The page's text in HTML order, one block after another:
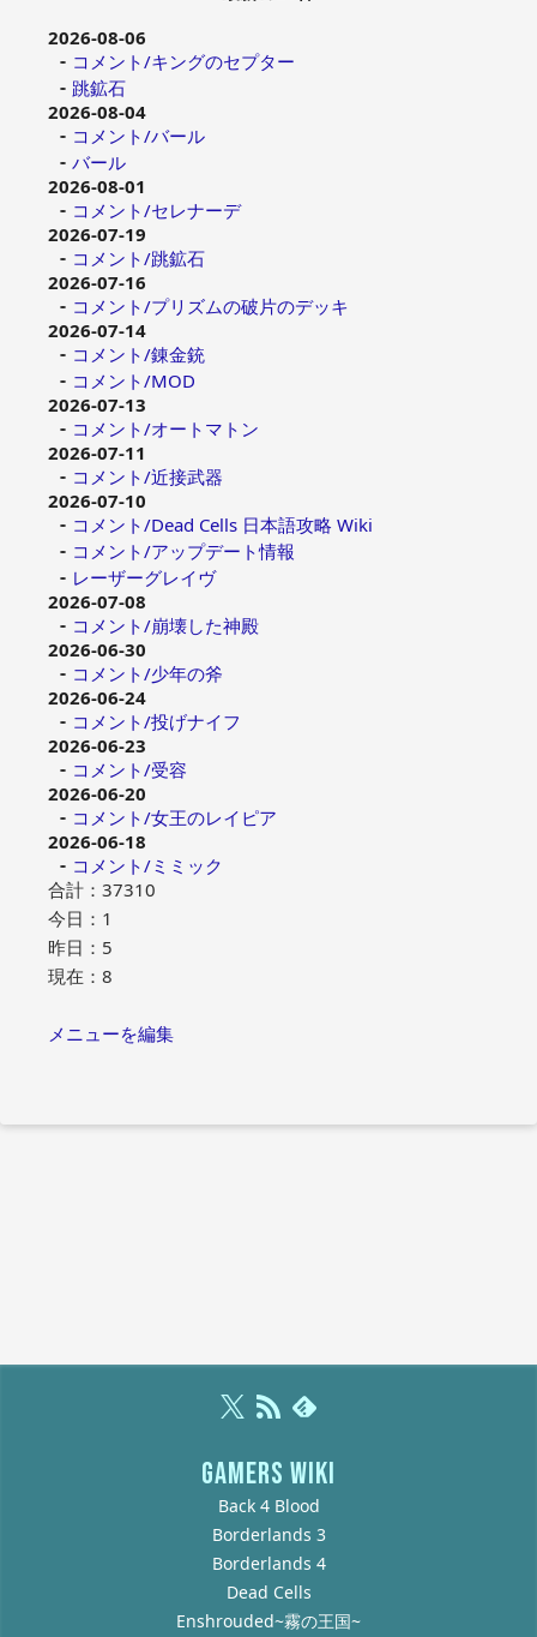
2026-08-06
コメント/キングのセプター
跳鉱石
2026-08-04
コメント/バール
バール
2026-08-01
コメント/セレナーデ
2026-07-19
コメント/跳鉱石
2026-07-16
コメント/プリズムの破片のデッキ
2026-07-14
コメント/錬金銃
コメント/MOD
2026-07-13
コメント/オートマトン
2026-07-11
コメント/近接武器
2026-07-10
コメント/Dead Cells 日本語攻略 Wiki
コメント/アップデート情報
レーザーグレイヴ
2026-07-08
コメント/崩壊した神殿
2026-06-30
コメント/少年の斧
2026-06-24
コメント/投げナイフ
2026-06-23
コメント/受容
2026-06-20
コメント/女王のレイピア
2026-06-18
コメント/ミミック
合計：37310
今日：1
昨日：5
現在：8
メニューを編集
GAMERS WIKI
Back 4 Blood
Borderlands 3
Borderlands 4
Dead Cells
Enshrouded~霧の王国~